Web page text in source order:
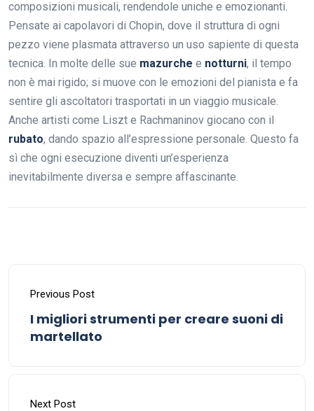
composizioni musicali, rendendole uniche e emozionanti.
Pensate ai capolavori di Chopin, dove il struttura di ogni
pezzo viene plasmata attraverso un uso sapiente di questa
tecnica. In molte delle sue mazurche e notturni, il tempo
non è mai rigido; si muove con le emozioni del pianista e fa
sentire gli ascoltatori trasportati in un viaggio musicale.
Anche artisti come Liszt e Rachmaninov giocano con il
rubato, dando spazio all’espressione personale. Questo fa
sì che ogni esecuzione diventi un’esperienza
inevitabilmente diversa e sempre affascinante.
Previous Post
I migliori strumenti per creare suoni di
martellato
Next Post